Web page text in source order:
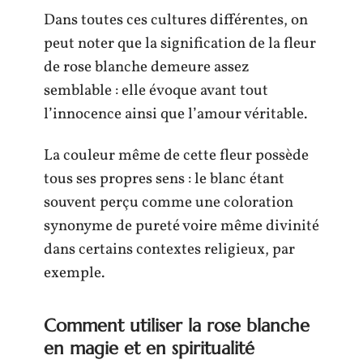
Dans toutes ces cultures différentes, on
peut noter que la signification de la fleur
de rose blanche demeure assez
semblable : elle évoque avant tout
l’innocence ainsi que l’amour véritable.
La couleur même de cette fleur possède
tous ses propres sens : le blanc étant
souvent perçu comme une coloration
synonyme de pureté voire même divinité
dans certains contextes religieux, par
exemple.
Comment utiliser la rose blanche
en magie et en spiritualité